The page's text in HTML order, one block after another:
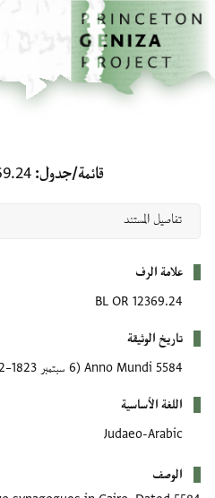
تخطي إلى المحتوى الرئيسي
الصفحة الرئيسية
قائمة/جدول
علامة الرف
BL OR 12369.24
تاريخ الوثيقة
5584 Anno Mundi
(6 سبتمبر 1823–22 سبتمبر 1824 CE)
اللغة الأساسية
Judaeo-Arabic
الوصف